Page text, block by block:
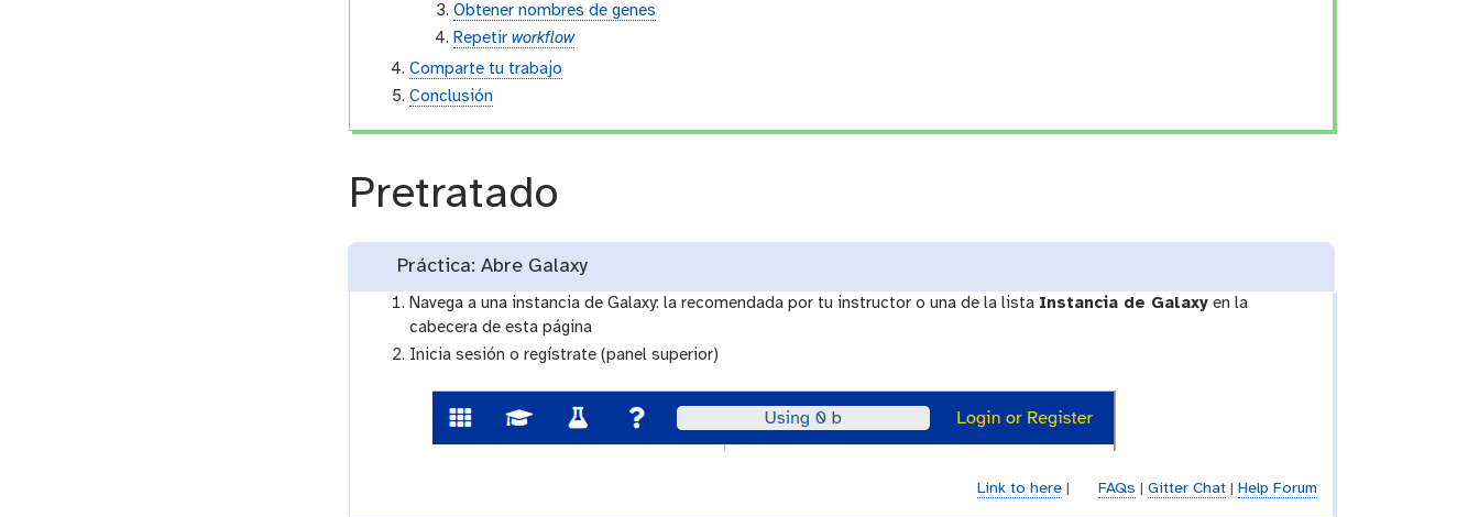
Obtener nombres de genes
Repetirworkflow
Comparte tu trabajo
Conclusión
Pretratado
Práctica: Abre Galaxy
Navega a una instancia de Galaxy: la recomendada por tu instructor o una de la lista Instancia de Galaxy en la
cabecera de esta página
Inicia sesión o regístrate (panel superior)
Link to here| FAQs | Gitter Chat| Help Forum